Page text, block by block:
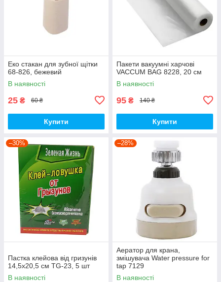
Еко стакан для зубної щітки
68-826, бежевий
В наявності
25 ₴ 60 ₴
Купити
Пакети вакуумні харчові
VACCUM BAG 8228, 20 см
В наявності
95 ₴ 140 ₴
Купити
–30%
Пастка клейова від гризунів
14,5х20,5 см TG-23, 5 шт
В наявності
–28%
Аератор для крана,
змішувача Water pressure for
tap 7129
В наявності